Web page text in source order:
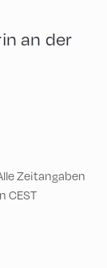
an der
Zeitangaben
CEST